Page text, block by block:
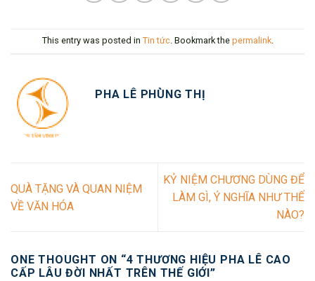
This entry was posted in Tin tức. Bookmark the permalink.
PHA LÊ PHÙNG THỊ
QUÀ TẶNG VÀ QUAN NIỆM
VỀ VĂN HÓA
KỶ NIỆM CHƯƠNG DÙNG ĐỂ
LÀM GÌ, Ý NGHĨA NHƯ THẾ
NÀO?
ONE THOUGHT ON “4 THƯƠNG HIỆU PHA LÊ CAO
CẤP LÂU ĐỜI NHẤT TRÊN THẾ GIỚI ”